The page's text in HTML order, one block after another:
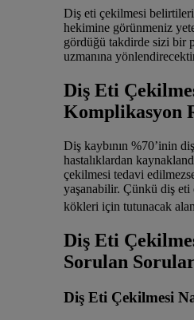
Diş eti çekilmesi
hekimine görünmeniz
gördüğü takdirde sizi bir
uzmanına
Diş Eti
Komplikasyon
Diş kaybının %70’inin
hastalıklardan
çekilmesi tedavi
yaşanabilir. Çünkü diş
kökleri için tutunacak
Diş Eti
Sorulan Sorular
Diş Eti Çekilmesi